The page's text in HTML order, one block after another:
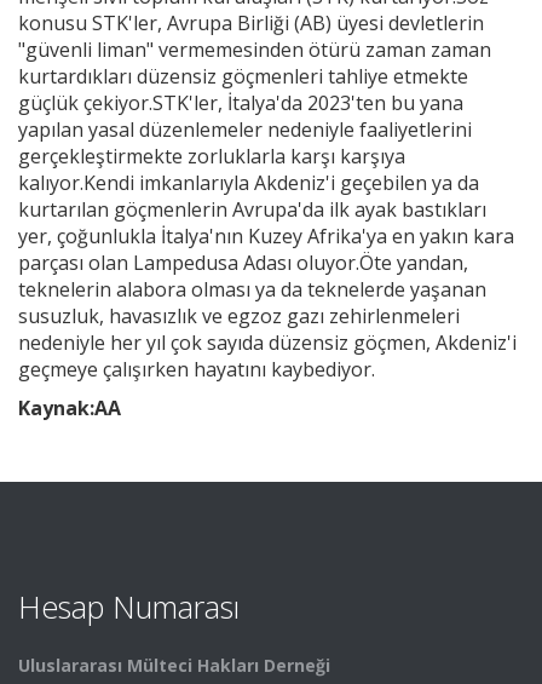
konusu STK'ler, Avrupa Birliği (AB) üyesi devletlerin
"güvenli liman" vermemesinden ötürü zaman zaman
kurtardıkları düzensiz göçmenleri tahliye etmekte
güçlük çekiyor.STK'ler, İtalya'da 2023'ten bu yana
yapılan yasal düzenlemeler nedeniyle faaliyetlerini
gerçekleştirmekte zorluklarla karşı karşıya
kalıyor.Kendi imkanlarıyla Akdeniz'i geçebilen ya da
kurtarılan göçmenlerin Avrupa'da ilk ayak bastıkları
yer, çoğunlukla İtalya'nın Kuzey Afrika'ya en yakın kara
parçası olan Lampedusa Adası oluyor.Öte yandan,
teknelerin alabora olması ya da teknelerde yaşanan
susuzluk, havasızlık ve egzoz gazı zehirlenmeleri
nedeniyle her yıl çok sayıda düzensiz göçmen, Akdeniz'i
geçmeye çalışırken hayatını kaybediyor.
Kaynak:AA
Hesap Numarası
Uluslararası Mülteci Hakları Derneği